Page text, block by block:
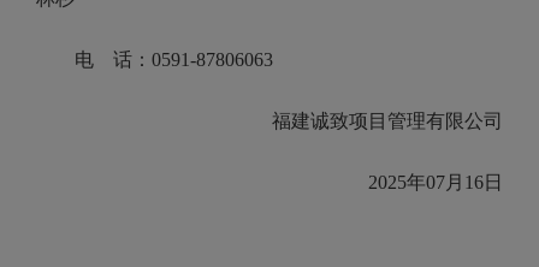
电 话：0591-87806063
福建诚致项目管理有限公司
2025年07月16日